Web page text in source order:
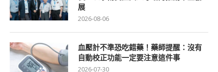
展
2026-08-06
血壓計不準恐吃錯藥！藥師提醒：沒有
自動校正功能一定要注意這件事
2026-07-30